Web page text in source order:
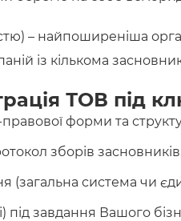
– найпоширеніша
із кількома
ТОВ під
форми та
зборів
(загальна система чи
під завдання Вашого